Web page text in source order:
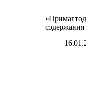
содержания